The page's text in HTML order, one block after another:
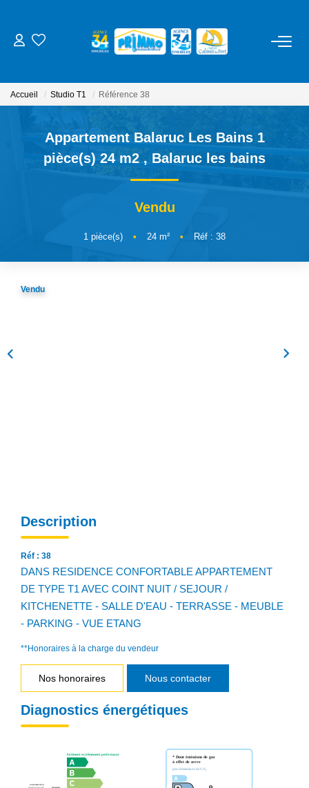
ESTIMER
Accueil Studio T1 Référence 38
Appartement Balaruc Les Bains 1
pièce(s) 24 m2, Balaruc les bains
Vendu
1 pièce(s) • 24 m² • Réf : 38
Vendu
Description
Réf : 38
DANS RESIDENCE CONFORTABLE APPARTEMENT
DE TYPE T1 AVEC COINT NUIT / SEJOUR /
KITCHENETTE - SALLE D'EAU - TERRASSE - MEUBLE
- PARKING - VUE ETANG
**Honoraires à la charge du vendeur
Nos honoraires Nous contacter
Diagnostics énergétiques